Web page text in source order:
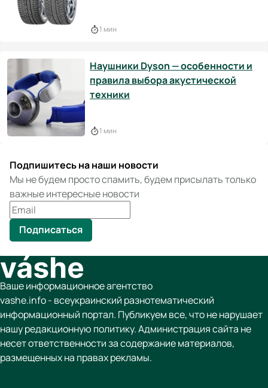
1 мин
Наушники Dyson — особенности и
правила выбора акустической
техники
1 мин
Подпишитесь на наши новости
Мы не будем просто спамить, будем присылать только
важные интересные новости
Подписаться
Ваше информационное агентство
vashe.info - всеукраинский разнотематический
информационный портал. Публикуем все, что не нарушает
нашу редакционную политику. Администрация сайта не
несет ответственности за содержание материалов,
размещенных на правах рекламы.